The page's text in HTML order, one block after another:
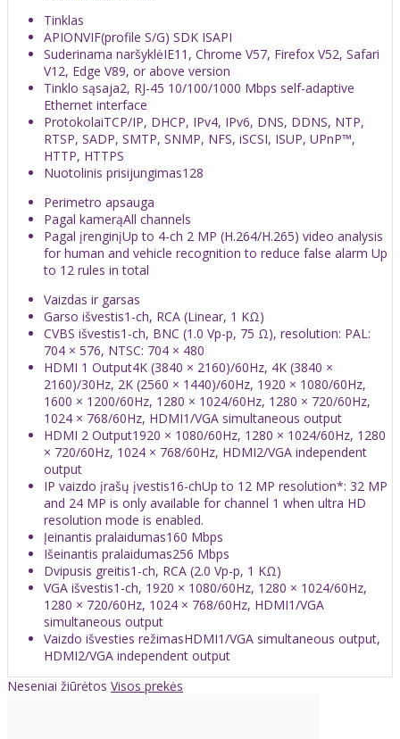
Tinklas
APIONVIF(profile S/G) SDK ISAPI
Suderinama naršyklėIE11, Chrome V57, Firefox V52, Safari
V12, Edge V89, or above version
Tinklo sąsaja2, RJ-45 10/100/1000 Mbps self-adaptive
Ethernet interface
ProtokolaiTCP/IP, DHCP, IPv4, IPv6, DNS, DDNS, NTP,
RTSP, SADP, SMTP, SNMP, NFS, iSCSI, ISUP, UPnP™,
HTTP, HTTPS
Nuotolinis prisijungimas128
Perimetro apsauga
Pagal kamerąAll channels
Pagal įrenginįUp to 4-ch 2 MP (H.264/H.265) video analysis
for human and vehicle recognition to reduce false alarm Up
to 12 rules in total
Vaizdas ir garsas
Garso išvestis1-ch, RCA (Linear, 1 KΩ)
CVBS išvestis1-ch, BNC (1.0 Vp-p, 75 Ω), resolution: PAL:
704 × 576, NTSC: 704 × 480
HDMI 1 Output4K (3840 × 2160)/60Hz, 4K (3840 ×
2160)/30Hz, 2K (2560 × 1440)/60Hz, 1920 × 1080/60Hz,
1600 × 1200/60Hz, 1280 × 1024/60Hz, 1280 × 720/60Hz,
1024 × 768/60Hz, HDMI1/VGA simultaneous output
HDMI 2 Output1920 × 1080/60Hz, 1280 × 1024/60Hz, 1280
× 720/60Hz, 1024 × 768/60Hz, HDMI2/VGA independent
output
IP vaizdo įrašų įvestis16-chUp to 12 MP resolution*: 32 MP
and 24 MP is only available for channel 1 when ultra HD
resolution mode is enabled.
Įeinantis pralaidumas160 Mbps
Išeinantis pralaidumas256 Mbps
Dvipusis greitis1-ch, RCA (2.0 Vp-p, 1 KΩ)
VGA išvestis1-ch, 1920 × 1080/60Hz, 1280 × 1024/60Hz,
1280 × 720/60Hz, 1024 × 768/60Hz, HDMI1/VGA
simultaneous output
Vaizdo išvesties režimasHDMI1/VGA simultaneous output,
HDMI2/VGA independent output
Neseniai žiūrėtos Visos prekės